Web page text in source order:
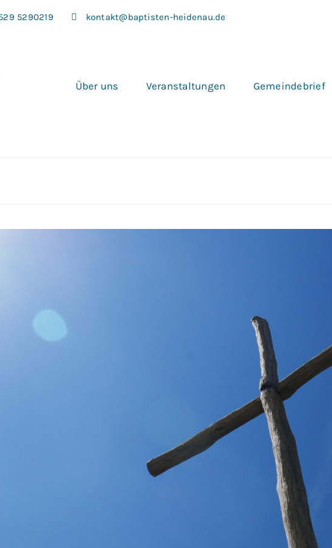
5290219 kontakt@baptisten-heidenau.de
Über uns Veranstaltungen Gemeindebrief